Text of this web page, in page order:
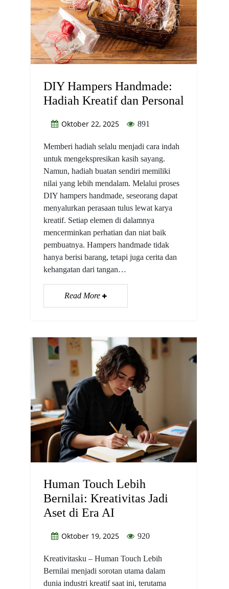
DIY Hampers Handmade:
Hadiah Kreatif dan Personal
Oktober 22, 2025 891
Memberi hadiah selalu menjadi cara indah
untuk mengekspresikan kasih sayang.
Namun, hadiah buatan sendiri memiliki
nilai yang lebih mendalam. Melalui proses
DIY hampers handmade, seseorang dapat
menyalurkan perasaan tulus lewat karya
kreatif. Setiap elemen di dalamnya
mencerminkan perhatian dan niat baik
pembuatnya. Hampers handmade tidak
hanya berisi barang, tetapi juga cerita dan
kehangatan dari tangan…
Read More
Human Touch Lebih
Bernilai: Kreativitas Jadi
Aset di Era AI
Oktober 19, 2025 920
Kreativitasku – Human Touch Lebih
Bernilai menjadi sorotan utama dalam
dunia industri kreatif saat ini, terutama